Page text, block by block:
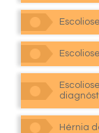
Hérnia